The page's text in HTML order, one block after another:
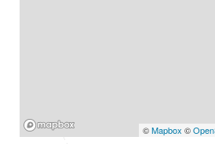
©Mapbox ©